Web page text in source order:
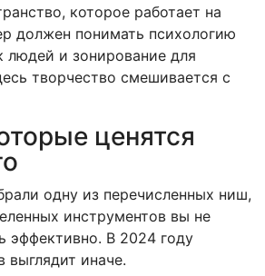
которое работает на
должен понимать психологию
людей и зонирование для
творчество смешивается с
ценятся
одну из перечисленных ниш,
инструментов вы не
эффективно. В 2024 году
выглядит иначе.